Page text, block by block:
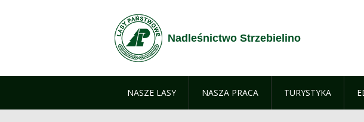
Nadleśnictwo Strzebielino
NASZE LASY NASZA PRACA TURYSTYKA